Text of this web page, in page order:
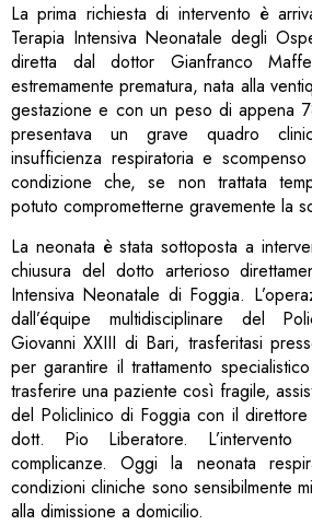
La prima richiesta di intervento è
Terapia Intensiva Neonatale degli
diretta dal dottor Gianfranco
estremamente prematura, nata alla
gestazione e con un peso di appena
presentava un grave quadro
insufficienza respiratoria e
condizione che, se non trattata
potuto comprometterne gravemente la
La neonata è stata sottoposta a
chiusura del dotto arterioso
Intensiva Neonatale di Foggia.
dall’équipe multidisciplinare del
Giovanni XXIII di Bari, trasferitasi
per garantire il trattamento
trasferire una paziente così fragile,
del Policlinico di Foggia con il
dott. Pio Liberatore.
complicanze. Oggi la neonata
condizioni cliniche sono sensibilmente
alla dimissione a domicilio.